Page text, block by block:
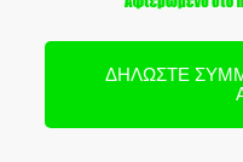
ΔΗΛΏΣΤΕ